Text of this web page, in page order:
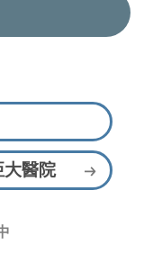
大醫院